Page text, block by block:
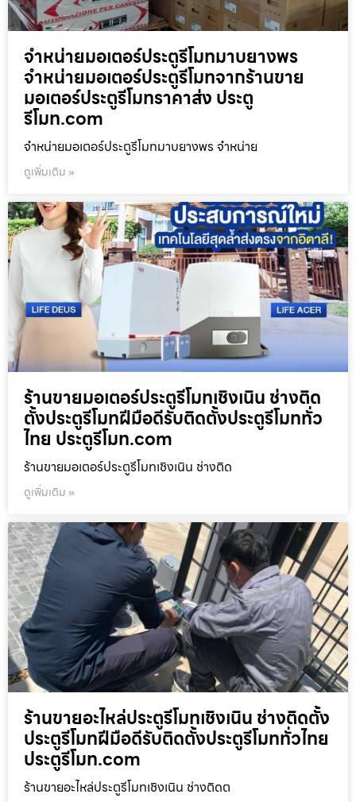
จำหน่ายมอเตอร์ประตูรีโมทมาบยางพร
จำหน่ายมอเตอร์ประตูรีโมทจากร้านขาย
มอเตอร์ประตูรีโมทราคาส่ง ประตู
รีโมท.com
จำหน่ายมอเตอร์ประตูรีโมทมาบยางพร จำหน่าย
ดูเพิ่มเติม »
ร้านขายมอเตอร์ประตูรีโมทเชิงเนิน ช่างติด
ตั้งประตูรีโมทฝีมือดีรับติดตั้งประตูรีโมททั่ว
ไทย ประตูรีโมท.com
ร้านขายมอเตอร์ประตูรีโมทเชิงเนิน ช่างติด
ดูเพิ่มเติม »
ร้านขายอะไหล่ประตูรีโมทเชิงเนิน ช่างติดตั้ง
ประตูรีโมทฝีมือดีรับติดตั้งประตูรีโมททั่วไทย
ประตูรีโมท.com
ร้านขายอะไหล่ประตูรีโมทเชิงเนิน ช่างติดต